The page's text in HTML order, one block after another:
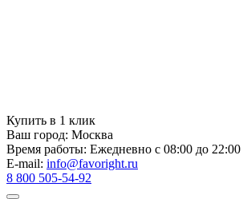
Купить в 1 клик
Ваш город: Москва
Время работы: Ежедневно с 08:00 до 22:00
E-mail: info@favoright.ru
8 800 505-54-92